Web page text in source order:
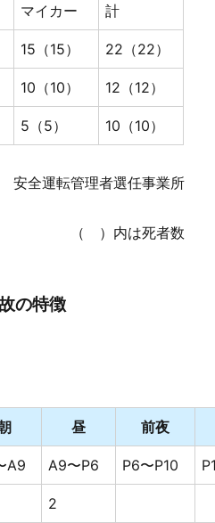
マイカー 計
15（15） 22（22）
10（10） 12（12）
5（5） 10（10）
安全運転管理者選任事業所
（ ）内は死者数
の特徴
昼 前夜
A9 A9〜P6 P6〜P10
2